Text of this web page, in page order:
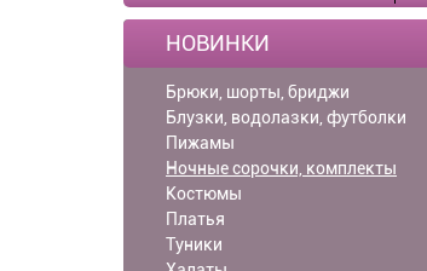
НОВИНКИ
Брюки, шорты, бриджи
Блузки, водолазки, футболки
Пижамы
Ночные сорочки, комплекты
Костюмы
Платья
Туники